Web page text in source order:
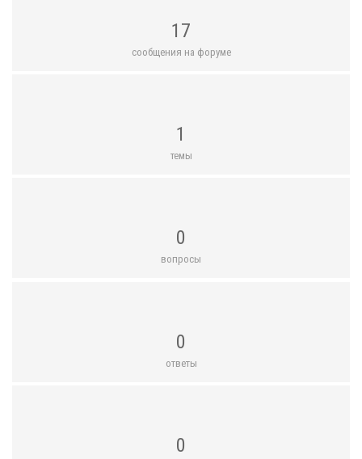
17
сообщения на форуме
1
темы
0
вопросы
0
ответы
0